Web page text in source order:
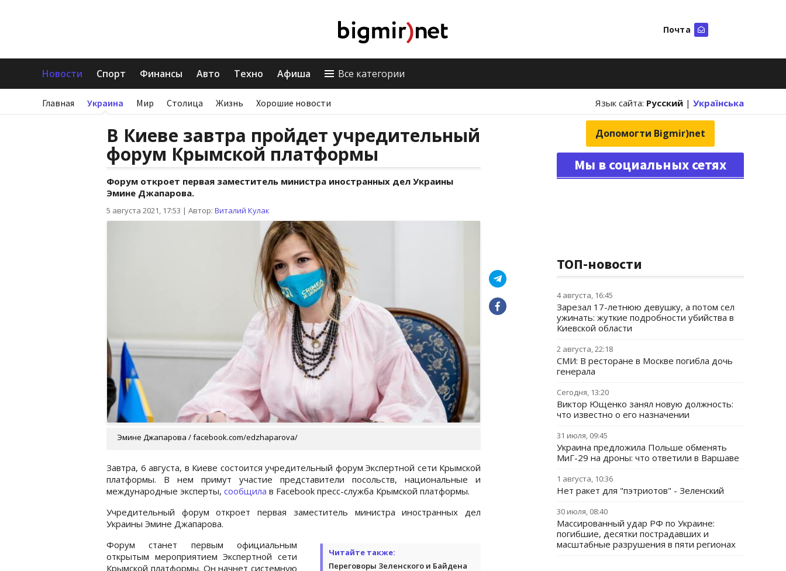
Почта
Новости Спорт Финансы Авто Техно Афиша Все категории
Главная Украина Мир Столица Жизнь Хорошие новости Язык сайта: Русский | Українська
В Киеве завтра пройдет учредительный
форум Крымской платформы
Форум откроет первая заместитель министра иностранных дел Украины
Эмине Джапарова.
5 августа 2021, 17:53 | Автор: Виталий Кулак
Эмине Джапарова / facebook.com/edzhaparova/
Завтра, 6 августа, в Киеве состоится учредительный форум Экспертной сети Крымской
платформы. В нем примут участие представители посольств, национальные и
международные эксперты, сообщила в Facebook пресс-служба Крымской платформы.
Учредительный форум откроет первая заместитель министра иностранных дел
Украины Эмине Джапарова.
Читайте также:
Переговоры Зеленского и Байдена
Форум станет первым официальным
открытым мероприятием Экспертной сети
Крымской платформы. Он начнет системную
Допомогти Bigmir)net
Мы в социальных сетях
ТОП-новости
4 августа, 16:45
Зарезал 17-летнюю девушку, а потом сел
ужинать: жуткие подробности убийства в
Киевской области
2 августа, 22:18
СМИ: В ресторане в Москве погибла дочь
генерала
Сегодня, 13:20
Виктор Ющенко занял новую должность:
что известно о его назначении
31 июля, 09:45
Украина предложила Польше обменять
МиГ-29 на дроны: что ответили в Варшаве
1 августа, 10:36
Нет ракет для "пэтриотов" - Зеленский
30 июля, 08:40
Массированный удар РФ по Украине:
погибшие, десятки пострадавших и
масштабные разрушения в пяти регионах